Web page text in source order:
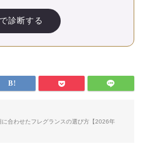
診断する
合わせたフレグランスの選び方【2026年